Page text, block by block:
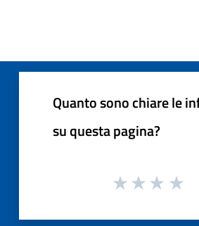
Quanto sono chiare le
su questa pagina?